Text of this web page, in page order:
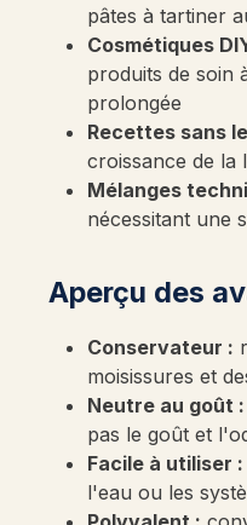
pâtes à tartiner
Cosmétiques
produits de soin
prolongée
Recettes sans
croissance de la
Mélanges
nécessitant une
Aperçu des
Conservateur :
moisissures et
Neutre au goût :
pas le goût et
Facile à utiliser :
l'eau ou les